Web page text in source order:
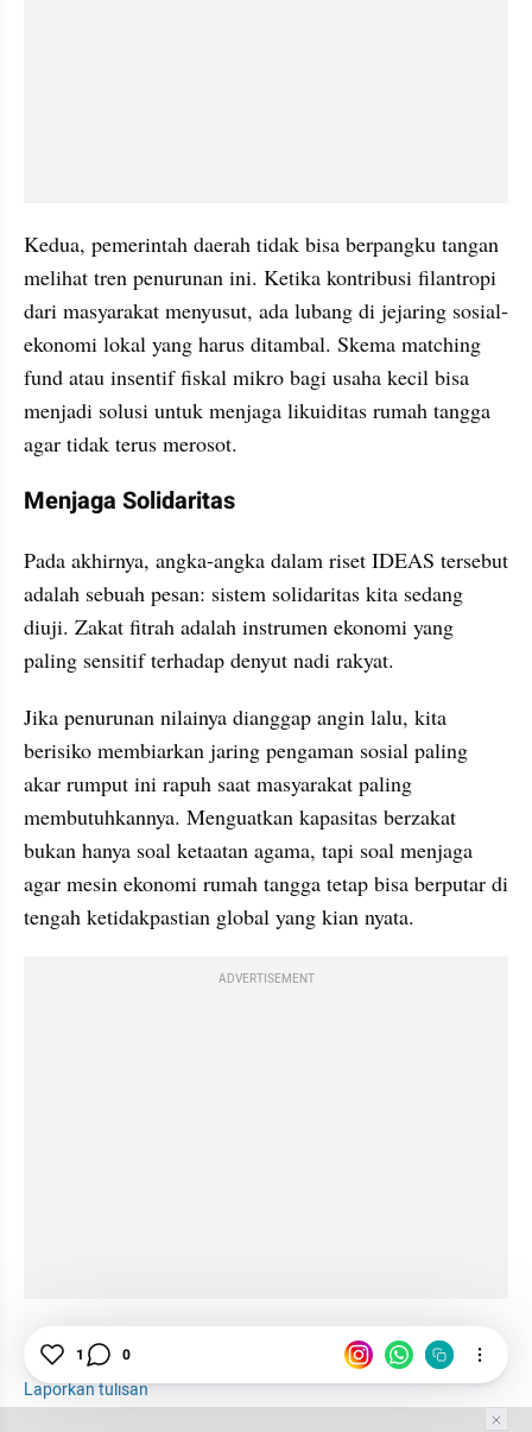
​Kedua, pemerintah daerah tidak bisa berpangku tangan
melihat tren penurunan ini. Ketika kontribusi filantropi
dari masyarakat menyusut, ada lubang di jejaring sosial-
ekonomi lokal yang harus ditambal. Skema matching
fund atau insentif fiskal mikro bagi usaha kecil bisa
menjadi solusi untuk menjaga likuiditas rumah tangga
agar tidak terus merosot.
​Menjaga Solidaritas
​Pada akhirnya, angka-angka dalam riset IDEAS tersebut
adalah sebuah pesan: sistem solidaritas kita sedang
diuji. Zakat fitrah adalah instrumen ekonomi yang
paling sensitif terhadap denyut nadi rakyat.
​Jika penurunan nilainya dianggap angin lalu, kita
berisiko membiarkan jaring pengaman sosial paling
akar rumput ini rapuh saat masyarakat paling
membutuhkannya. Menguatkan kapasitas berzakat
bukan hanya soal ketaatan agama, tapi soal menjaga
agar mesin ekonomi rumah tangga tetap bisa berputar di
tengah ketidakpastian global yang kian nyata.
ADVERTISEMENT
Filantropi
Laporkan tulisan
1 0